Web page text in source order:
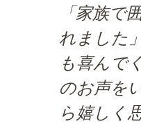
「家族で
れました
も喜んで
のお声を
ら嬉しく